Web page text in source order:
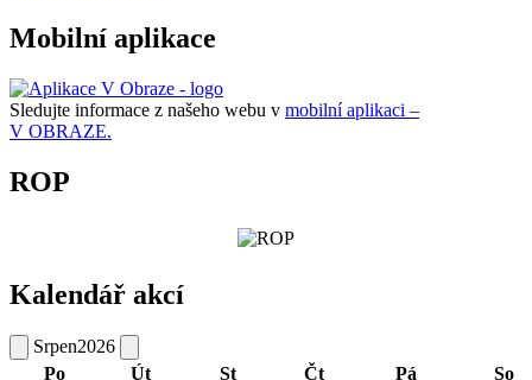
Mobilní aplikace
Sledujte informace z našeho webu v mobilní aplikaci –
V OBRAZE.
ROP
Kalendář akcí
Srpen2026
Po
Út St Čt Pá
So